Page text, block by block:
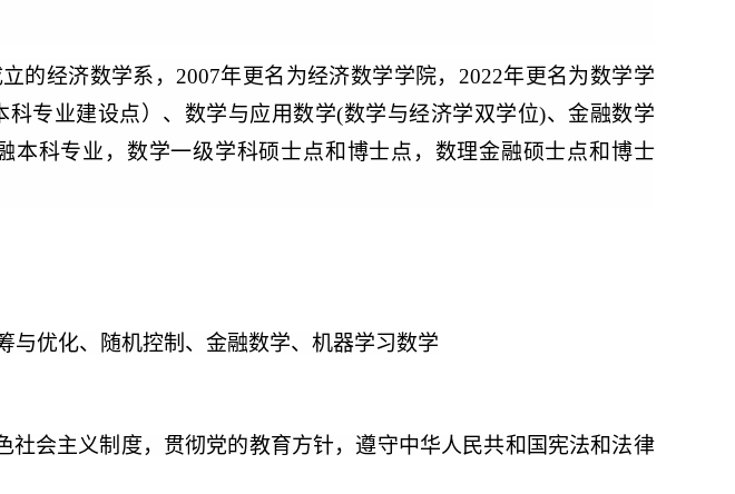
的经济数学系，2007年更名为经济数学学院，2022年更名为数学学
专业建设点）、数学与应用数学(数学与经济学双学位)、金融数学
本科专业，数学一级学科硕士点和博士点，数理金融硕士点和博士
与优化、随机控制、金融数学、机器学习数学
社会主义制度，贯彻党的教育方针，遵守中华人民共和国宪法和法律